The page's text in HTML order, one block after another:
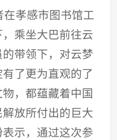
孝感市图书馆工
乘坐大巴前往云
带领下，对云梦
了更为直观的了
，都蕴藏着中国
放所付出的巨大
示，通过这次参